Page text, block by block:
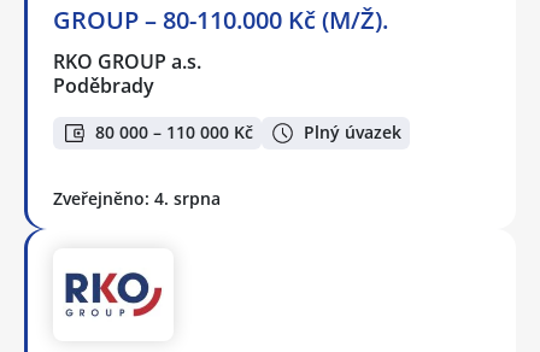
GROUP – 80-110.000 Kč (M/Ž).
RKO GROUP a.s.
Poděbrady
80 000 – 110 000 Kč Plný úvazek
Zveřejněno: 4. srpna